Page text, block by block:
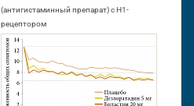
(антигистаминный препарат) с Н1-
рецептором